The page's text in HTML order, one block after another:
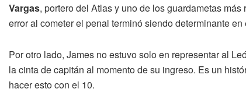
Vargas, portero del Atlas y uno de los guardametas
error al cometer el penal terminó siendo determinante en
Por otro lado, James no estuvo solo en representar al
la cinta de capitán al momento de su ingreso. Es un
hacer esto con el 10.